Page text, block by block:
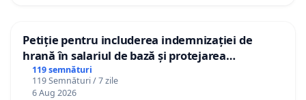
Petiție pentru includerea indemnizației de
hrană în salariul de bază și protejarea
gradațiilor de vechime pentru asistenții
personali
119 semnături
119 Semnături / 7 zile
6 Aug 2026